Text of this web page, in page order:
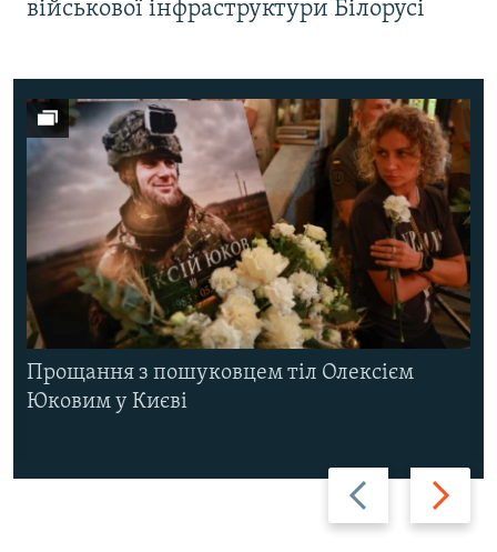
військової інфраструктури Білорусі
Назад Вперед
Прощання з пошуковцем тіл Олексієм
Юковим у Києві